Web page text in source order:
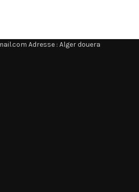
Adresse : Alger douera